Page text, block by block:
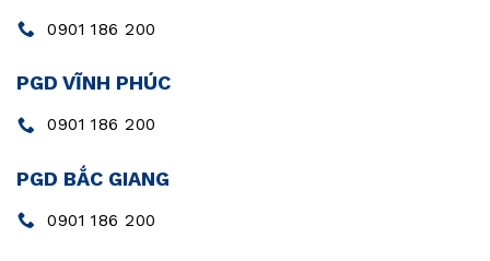
0901 186 200
PGD VĨNH PHÚC
0901 186 200
PGD BẮC GIANG
0901 186 200